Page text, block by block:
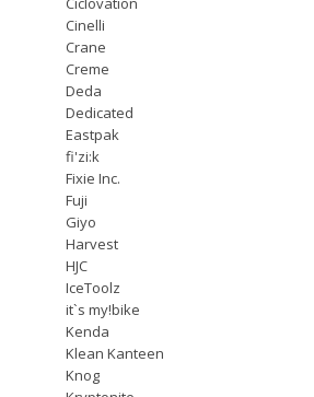
Cinelli
Crane
Creme
Deda
Dedicated
Eastpak
fi'zi:k
Fixie Inc.
Fuji
Giyo
Harvest
HJC
IceToolz
it`s my!bike
Kenda
Klean Kanteen
Knog